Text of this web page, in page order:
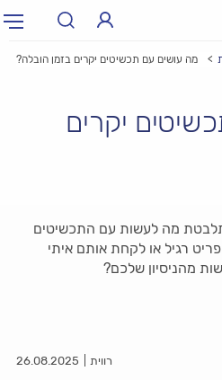
מה עושים עם תכשיטים יקרים בזמן הובלה?
יקרים
מה לעשות עם התכשיטים
רגיל או לקחת אותם איתי
מהניסיון שלכם?
רווית 26.08.2025